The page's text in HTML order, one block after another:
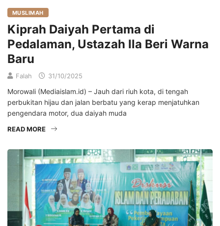
MUSLIMAH
Kiprah Daiyah Pertama di
Pedalaman, Ustazah Ila Beri Warna
Baru
Falah 31/10/2025
Morowali (Mediaislam.id) – Jauh dari riuh kota, di tengah
perbukitan hijau dan jalan berbatu yang kerap menjatuhkan
pengendara motor, dua daiyah muda
READ MORE